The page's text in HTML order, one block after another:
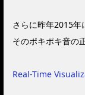
さらに昨年2015年
そのポキポキ音の
Real-Time